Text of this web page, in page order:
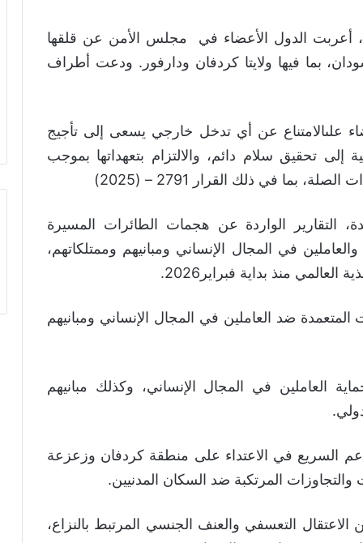
الدول الأعضاء في مجلس الأمن عن قلقها
بما فيها ولايتا كردفان ودارفور. ودعت أطراف
علىالامتناع عن أي تدخل خارجي يسعى إلى تأجيج
إلى تحقيق سلام دائم، والالتزام بتعهداتها بموجب
بما في ذلك القرار 2791 – (2025)
التقارير الواردة عن هجمات الطائرات المسيرة
والعاملين في المجال الإنساني ومبانيهم وممتلكاتهم،
منذ بداية فبراير2026.
ضد العاملين في المجال الإنساني ومبانيهم
العاملين في المجال الإنساني، وكذلك مبانيهم
السريع في الاعتداء على منطقة كردفان وزعزعة
والتجاوزات المرتكبة ضد السكان المدنيين.
التعسفي والعنف الجنسي المرتبط بالنزاع،